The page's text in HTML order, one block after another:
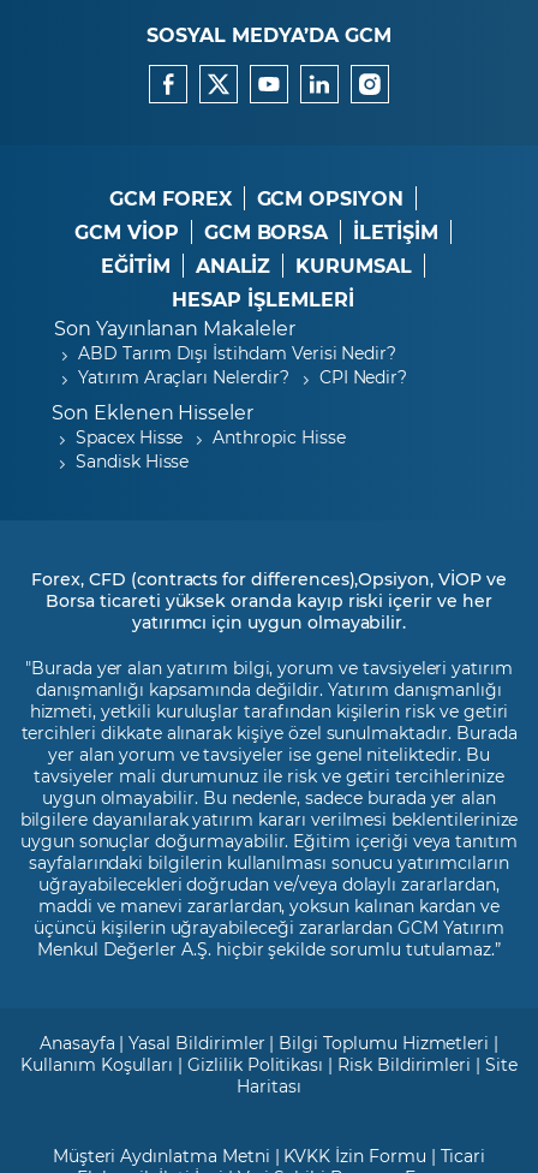
SOSYAL MEDYA’DA GCM
GCM FOREX
GCM OPSIYON
GCM VİOP
GCM BORSA
İLETİŞİM
EĞİTİM
ANALİZ
KURUMSAL
HESAP İŞLEMLERİ
Son Yayınlanan Makaleler
ABD Tarım Dışı İstihdam Verisi Nedir?
Yatırım Araçları Nelerdir?
CPI Nedir?
Son Eklenen Hisseler
Spacex Hisse
Anthropic Hisse
Sandisk Hisse
Forex, CFD (contracts for differences),Opsiyon, VİOP ve
Borsa ticareti yüksek oranda kayıp riski içerir ve her
yatırımcı için uygun olmayabilir.
"Burada yer alan yatırım bilgi, yorum ve tavsiyeleri yatırım
danışmanlığı kapsamında değildir. Yatırım danışmanlığı
hizmeti, yetkili kuruluşlar tarafından kişilerin risk ve getiri
tercihleri dikkate alınarak kişiye özel sunulmaktadır. Burada
yer alan yorum ve tavsiyeler ise genel niteliktedir. Bu
tavsiyeler mali durumunuz ile risk ve getiri tercihlerinize
uygun olmayabilir. Bu nedenle, sadece burada yer alan
bilgilere dayanılarak yatırım kararı verilmesi beklentilerinize
uygun sonuçlar doğurmayabilir. Eğitim içeriği veya tanıtım
sayfalarındaki bilgilerin kullanılması sonucu yatırımcıların
uğrayabilecekleri doğrudan ve/veya dolaylı zararlardan,
maddi ve manevi zararlardan, yoksun kalınan kardan ve
üçüncü kişilerin uğrayabileceği zararlardan GCM Yatırım
Menkul Değerler A.Ş. hiçbir şekilde sorumlu tutulamaz.”
Anasayfa |Yasal Bildirimler | Bilgi Toplumu Hizmetleri |
Kullanım Koşulları |Gizlilik Politikası | Risk Bildirimleri |Site
Haritası
Müşteri Aydınlatma Metni | KVKK İzin Formu | Ticari